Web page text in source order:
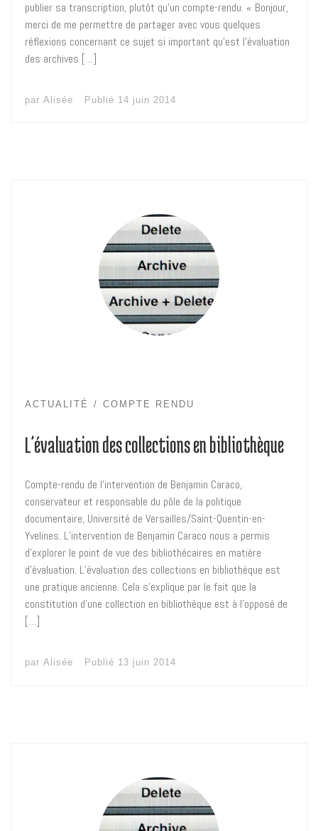
publier sa transcription, plutôt qu’un compte-rendu. « Bonjour,
merci de me permettre de partager avec vous quelques
réflexions concernant ce sujet si important qu’est l’évaluation
des archives […]
par Alisée Publié 14 juin 2014
ACTUALITÉ COMPTE RENDU
L’évaluation des collections en bibliothèque
Compte-rendu de l’intervention de Benjamin Caraco,
conservateur et responsable du pôle de la politique
documentaire, Université de Versailles/Saint-Quentin-en-
Yvelines. L’intervention de Benjamin Caraco nous a permis
d’explorer le point de vue des bibliothécaires en matière
d’évaluation. L’évaluation des collections en bibliothèque est
une pratique ancienne. Cela s’explique par le fait que la
constitution d’une collection en bibliothèque est à l’opposé de
[…]
par Alisée Publié 13 juin 2014